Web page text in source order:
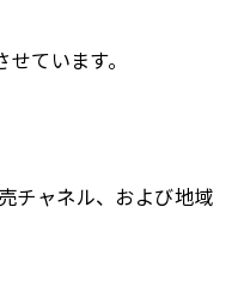
ています。
チャネル、および地域